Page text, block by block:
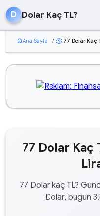
D Dolar Kaç TL?
homeAna Sayfa / currency_exchange 77 Dolar Kaç
77 Dolar Kaç
77 Dolar kaç TL?
Dolar, bugün